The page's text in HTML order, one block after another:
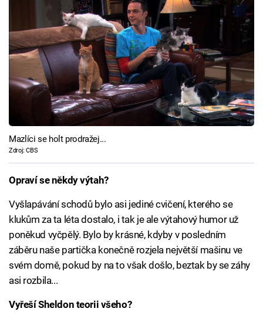
Mazlíci se holt prodražej...
Zdroj: CBS
Opraví se někdy výtah?
Vyšlapávání schodů bylo asi jediné cvičení, kterého se
klukům za ta léta dostalo, i tak je ale výtahový humor už
poněkud vyčpělý. Bylo by krásné, kdyby v posledním
záběru naše partička konečně rozjela největší mašinu ve
svém domě, pokud by na to však došlo, beztak by se záhy
asi rozbila...
Vyřeší Sheldon teorii všeho?